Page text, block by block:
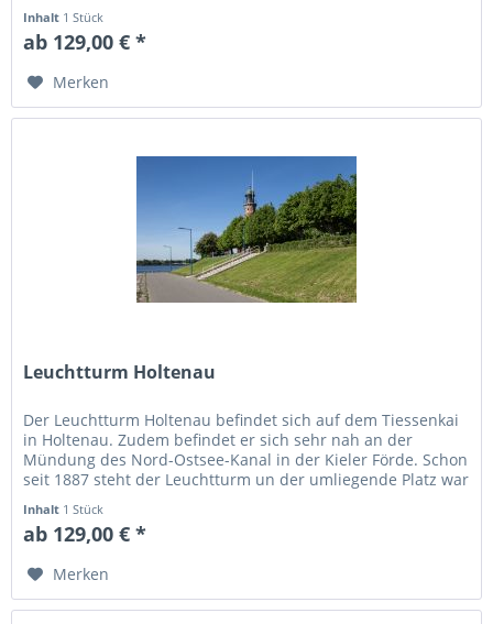
Inhalt 1 Stück
ab 129,00 € *
Merken
Leuchtturm Holtenau
Der Leuchtturm Holtenau befindet sich auf dem Tiessenkai
in Holtenau. Zudem befindet er sich sehr nah an der
Mündung des Nord-Ostsee-Kanal in der Kieler Förde. Schon
seit 1887 steht der Leuchtturm un der umliegende Platz war
Inhalt 1 Stück
ab 129,00 € *
Merken